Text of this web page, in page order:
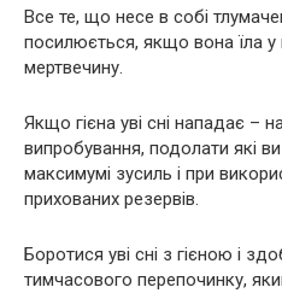
Все те, що несе в собі
посилюється, якщо вона їла у
мертвечину.
Якщо гієна уві сні нападає –
випробування, подолати які
максимумі зусиль і при
прихованих резервів.
Боротися уві сні з гієною і
тимчасового перепочинку,